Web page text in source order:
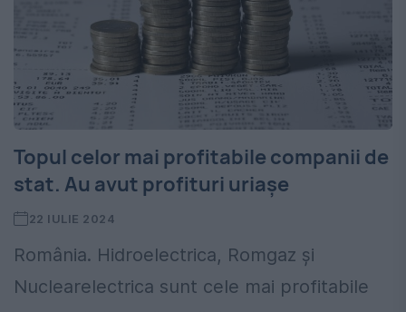
Topul celor mai profitabile companii de
stat. Au avut profituri uriașe
22 IULIE 2024
România. Hidroelectrica, Romgaz și
Nuclearelectrica sunt cele mai profitabile